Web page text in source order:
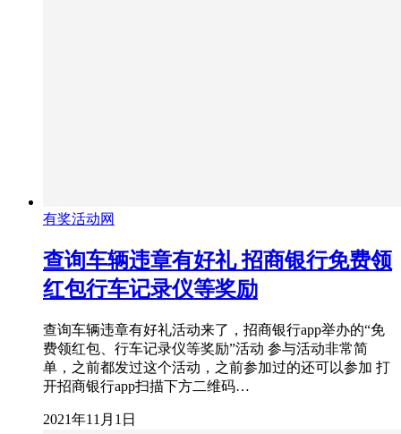
有奖活动网
查询车辆违章有好礼 招商银行免费领
红包行车记录仪等奖励
查询车辆违章有好礼活动来了，招商银行app举办的“免
费领红包、行车记录仪等奖励”活动 参与活动非常简
单，之前都发过这个活动，之前参加过的还可以参加 打
开招商银行app扫描下方二维码…
2021年11月1日